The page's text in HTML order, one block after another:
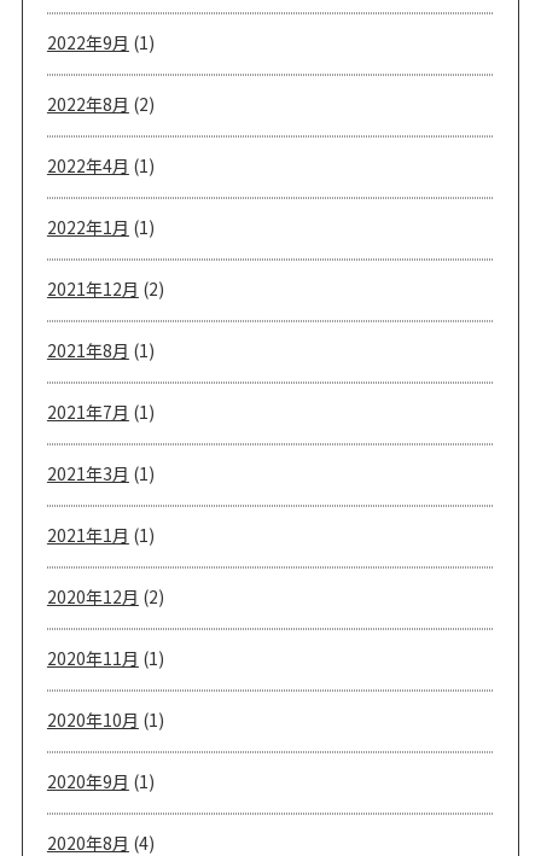
2022年9月 (1)
2022年8月 (2)
2022年4月 (1)
2022年1月 (1)
2021年12月 (2)
2021年8月 (1)
2021年7月 (1)
2021年3月 (1)
2021年1月 (1)
2020年12月 (2)
2020年11月 (1)
2020年10月 (1)
2020年9月 (1)
2020年8月 (4)